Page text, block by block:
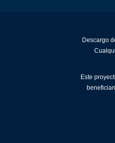
Descargo
Este